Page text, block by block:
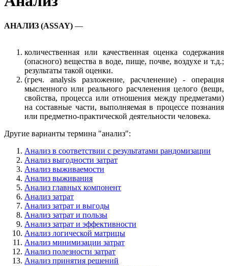
АНАЛИЗ (ASSAY) —
количественная или качественная оценка содержания
(опасного) вещества в воде, пище, почве, воздухе и т.д.;
результаты такой оценки.
(греч. analysis разложение, расчленение) - операция
мысленного или реального расчленения целого (вещи,
свойства, процесса или отношения между предметами)
на составные части, выполняемая в процессе познания
или предметно-практической деятельности человека.
Другие варианты термина "анализ":
Анализ в соответствии с результатами рандомизации
Анализ выгодности затрат
Анализ выживаемости
Анализ выживания
Анализ главных компонент
Анализ затрат
Анализ затрат и выгоды
Анализ затрат и пользы
Анализ затрат и эффективности
Анализ логической матрицы
Анализ минимизации затрат
Анализ полезности затрат
Анализ принятия решений